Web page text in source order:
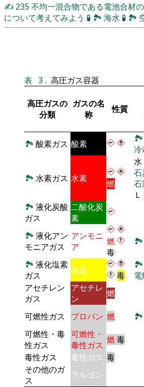
✍ 235不均一混合物である電池合材
について考えてみよう 🧪 🏞 海水 🧪 🏞
表 3 . 高圧ガス容器
高圧ガスの
分類
ガスの名
称
性質
🏞 酸素ガス 酸素 🏞
冷
🏞 水素ガス 水素 燃
水
石
石
🏞 液化炭酸
ガス
二酸化炭
素
🏞 液化アン
モニアガス
アンモニ
ア
燃
毒
🏞
🏞 液化塩素
ガス
塩素 毒
🏞
アセチレン
ガス
アセチレ
ン
燃
可燃性ガス プロパン 燃 🏞
可燃性・毒
性ガス
可燃性・
毒性ガス 燃毒
毒性ガス
毒性ガス 毒
その他のガ
ス
アルゴン